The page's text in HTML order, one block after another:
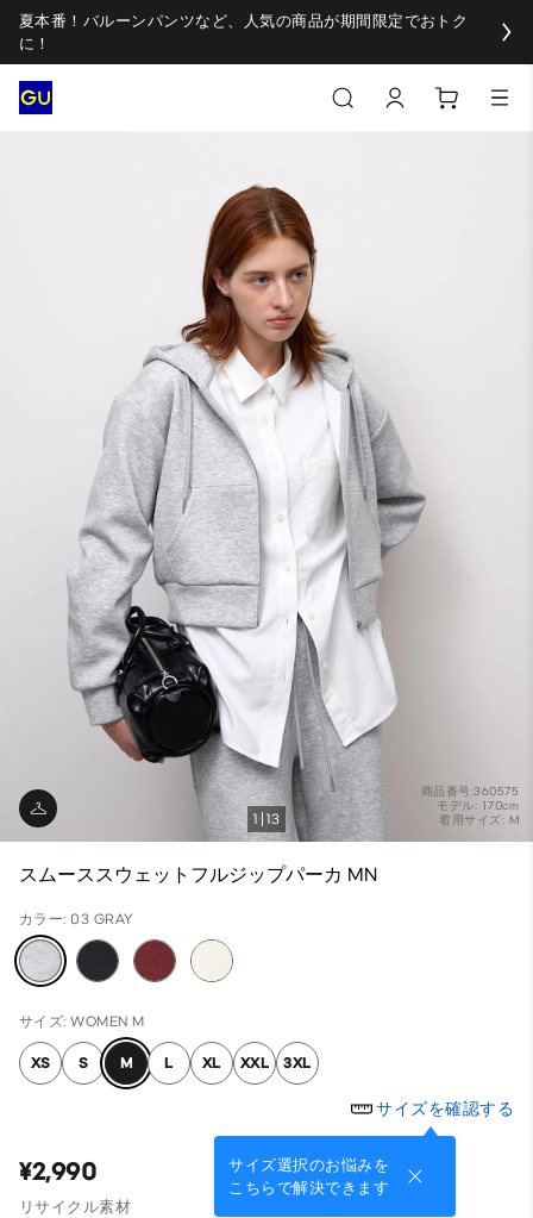
夏本番！バルーンパンツなど、人気の商品が期間限定でおトク
に！
商品番号:360575
モデル: 170cm
着用サイズ: M
1 13
スムーススウェットフルジップパーカ MN
カラー: 03 GRAY
サイズ: WOMEN M
XS S M L XL XXL 3XL
サイズを確認する
サイズ選択のお悩みを
こちらで解決できます
¥2,990
リサイクル素材